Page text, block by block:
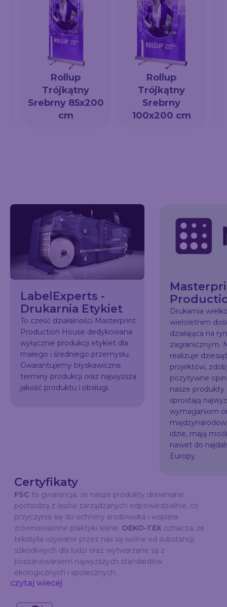
Rollup
Trójkątny
Srebrny 85x200
cm
Rollup
Trójkątny
Srebrny
100x200 cm
LabelExperts -
Drukarnia Etykiet
To cześć działalności Masterprint
Production House dedykowana
wyłącznie produkcji etykiet dla
małego i średniego przemysłu.
Gwarantujemy błyskawiczne
terminy produkcji oraz najwyższa
jakość produktu i obsługi.
Drukarnia
wieloletnim
działająca na
zagranicznym.
realizuje
projektów,
pozytywne
nasze
sprostają
wymaganiom
idzie, mają
nawet do
Europy.
Certyfikaty
FSC to gwarancja, że nasze produkty drewniane
pochodzą z lasów zarządzanych odpowiedzialnie, co
przyczynia się do ochrony środowiska i wspiera
zrównoważone praktyki leśne. OEKO-TEX oznacza, że
tekstylia używane przez nas są wolne od substancji
szkodliwych dla ludzi oraz wytwarzane są z
poszanowaniem najwyższych standardów
ekologicznych i społecznych.
czytaj wiecej